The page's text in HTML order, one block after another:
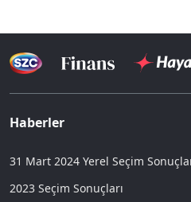
Haberler
31 Mart 2024 Yerel Seçim
2023 Seçim Sonuçları